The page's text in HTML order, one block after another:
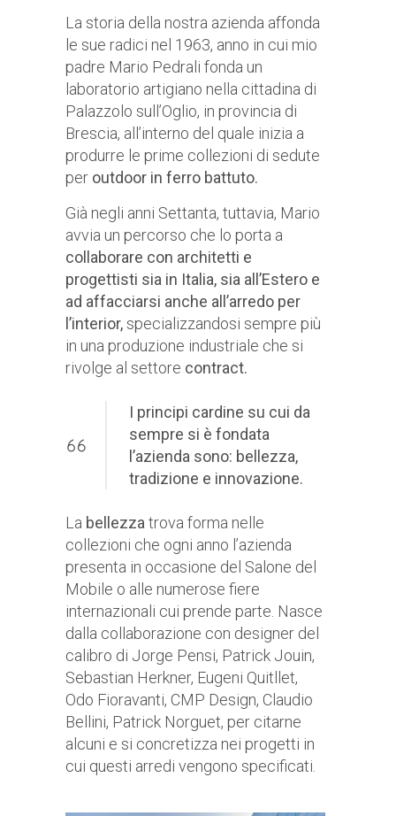
La storia della nostra azienda affonda
le sue radici nel 1963, anno in cui mio
padre Mario Pedrali fonda un
laboratorio artigiano nella cittadina di
Palazzolo sull’Oglio, in provincia di
Brescia, all’interno del quale inizia a
produrre le prime collezioni di sedute
per outdoor in ferro battuto.
Già negli anni Settanta, tuttavia, Mario
avvia un percorso che lo porta a
collaborare con architetti e
progettisti sia in Italia, sia all’Estero e
ad affacciarsi anche all’arredo per
l’interior, specializzandosi sempre più
in una produzione industriale che si
rivolge al settore contract.
I principi cardine su cui da
sempre si è fondata
l’azienda sono: bellezza,
tradizione e innovazione.
La bellezza trova forma nelle
collezioni che ogni anno l’azienda
presenta in occasione del Salone del
Mobile o alle numerose fiere
internazionali cui prende parte. Nasce
dalla collaborazione con designer del
calibro di Jorge Pensi, Patrick Jouin,
Sebastian Herkner, Eugeni Quitllet,
Odo Fioravanti, CMP Design, Claudio
Bellini, Patrick Norguet, per citarne
alcuni e si concretizza nei progetti in
cui questi arredi vengono specificati.